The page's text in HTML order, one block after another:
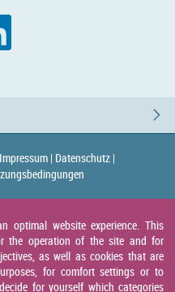
Impressum | Datenschutz |
optimal website experience. This
the operation of the site and for
as well as cookies that are
for comfort settings or to
for yourself which categories